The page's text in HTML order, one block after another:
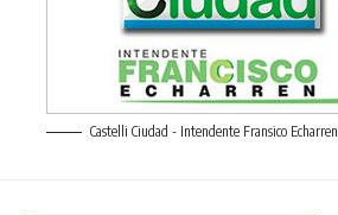
Castelli Ciudad - Intendente Fransico Echarren